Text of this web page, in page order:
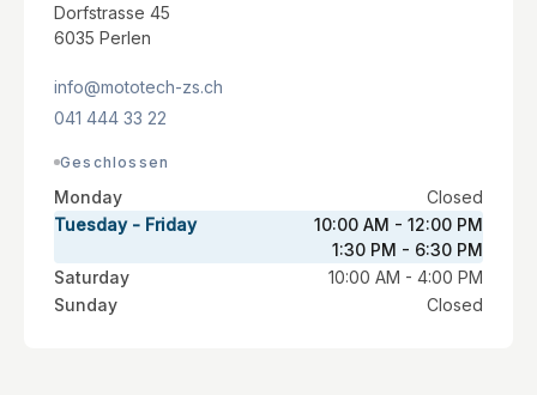
Dorfstrasse 45
6035 Perlen
info@mototech-zs.ch
041 444 33 22
Geschlossen
Monday
Closed
Tuesday - Friday
10:00 AM - 12:00 PM
1:30 PM - 6:30 PM
Saturday
10:00 AM - 4:00 PM
Sunday
Closed